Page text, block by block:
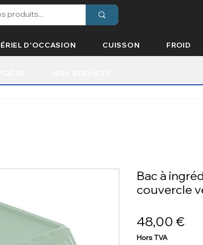
D'OCCASION CUISSON FROID
Bac à
couvercle
48,00 €
Hors TVA